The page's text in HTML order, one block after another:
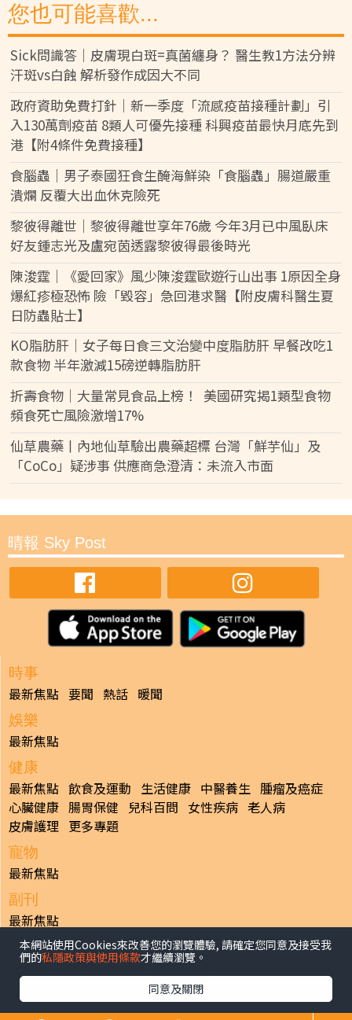
您也可能喜歡...
Sick問識答｜皮膚現白斑=真菌纏身？ 醫生教1方法分辨
汗斑vs白蝕 解析發作成因大不同
政府資助免費打針｜新一季度「流感疫苗接種計劃」引
入130萬劑疫苗 8類人可優先接種 科興疫苗最快月底先到
港【附4條件免費接種】
食腦蟲｜男子泰國狂食生醃海鮮染「食腦蟲」腸道嚴重
潰爛 反覆大出血休克險死
黎彼得離世｜黎彼得離世享年76歲 今年3月已中風臥床
好友鍾志光及盧宛茵透露黎彼得最後時光
陳浚霆｜《愛回家》風少陳浚霆歐遊行山出事 1原因全身
爆紅疹極恐怖 險「毀容」急回港求醫【附皮膚科醫生夏
日防蟲貼士】
KO脂肪肝｜女子每日食三文治變中度脂肪肝 早餐改吃1
款食物 半年激減15磅逆轉脂肪肝
折壽食物｜大量常見食品上榜！ 美國研究揭1類型食物
頻食死亡風險激增17%
仙草農藥丨內地仙草驗出農藥超標 台灣「鮮芋仙」及
「CoCo」疑涉事 供應商急澄清：未流入市面
晴報 Sky Post
時事
最新焦點 要聞 熱話 暖聞
娛樂
最新焦點
健康
最新焦點 飲食及運動 生活健康 中醫養生 腫瘤及癌症
心臟健康 腸胃保健 兒科百問 女性疾病 老人病
皮膚護理 更多專題
寵物
最新焦點
副刊
最新焦點
日報
揭頁版 港聞 財經/地產 中國/國際
體育 專題/人物
本網站使用Cookies來改善您的瀏覽體驗, 請確定您同意及接受我
們的私隱政策與使用條款才繼續瀏覽。
同意及關閉